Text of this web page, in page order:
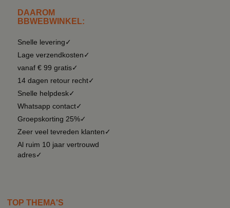
DAAROM
BBWEBWINKEL:
Snelle levering✓
Lage verzendkosten✓
vanaf € 99 gratis✓
14 dagen retour recht✓
Snelle helpdesk✓
Whatsapp contact✓
Groepskorting 25%✓
Zeer veel tevreden klanten✓
Al ruim 10 jaar vertrouwd
adres✓
TOP THEMA'S